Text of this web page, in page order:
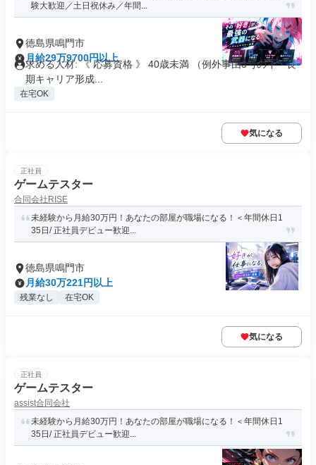
験大歓迎／土日祝休み／年間...
徳島県鳴門市
月給29万9700円以上
求める人材: 《 応募資格 》 40歳未満 （例外事由3号のイ・長
期キャリア形成...
在宅OK
気になる
正社員
ゲームテスター
合同会社RISE
未経験から月給30万円！あなたの部屋が職場になる！＜年間休日1
35日/ 正社員デビュー歓迎...
徳島県鳴門市
月給30万221円以上
残業なし 在宅OK
気になる
正社員
ゲームテスター
assist合同会社
未経験から月給30万円！あなたの部屋が職場になる！＜年間休日1
35日/ 正社員デビュー歓迎...